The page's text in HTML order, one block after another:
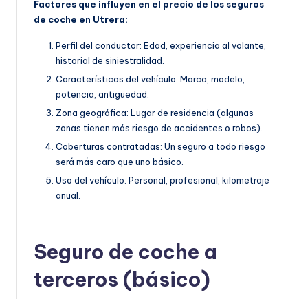
Factores que influyen en el precio de los seguros
de coche en Utrera:
Perfil del conductor: Edad, experiencia al volante,
historial de siniestralidad.
Características del vehículo: Marca, modelo,
potencia, antigüedad.
Zona geográfica: Lugar de residencia (algunas
zonas tienen más riesgo de accidentes o robos).
Coberturas contratadas: Un seguro a todo riesgo
será más caro que uno básico.
Uso del vehículo: Personal, profesional, kilometraje
anual.
Seguro de coche a
terceros (básico)